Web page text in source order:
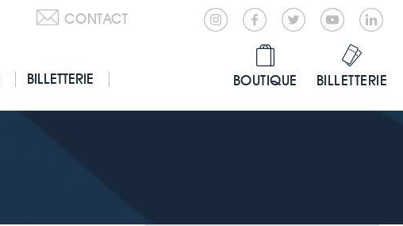
CONTACT
BILLETTERIE
BOUTIQUE BILLETTERIE